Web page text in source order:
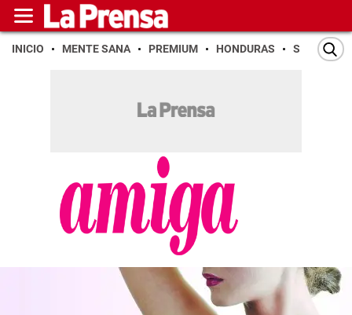
INICIO MENTE SANA PREMIUM HONDURAS SAN PEDRO